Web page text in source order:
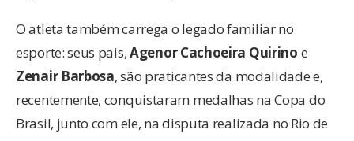
O atleta também carrega o legado familiar no
esporte: seus pais,Agenor Cachoeira Quirino e
Zenair Barbosa, são praticantes da modalidade e,
recentemente, conquistaram medalhas na Copa do
Brasil, junto com ele, na disputa realizada no Rio de